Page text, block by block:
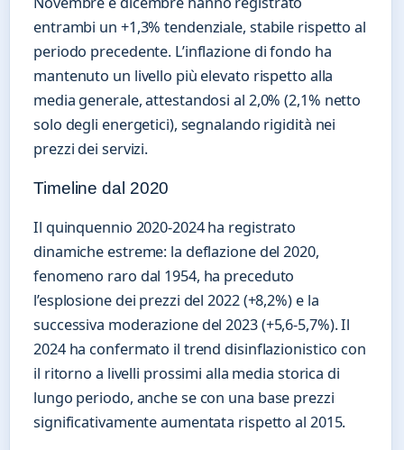
entrambi un +1,3% tendenziale, stabile rispetto al
periodo precedente. L’inflazione di fondo ha
mantenuto un livello più elevato rispetto alla
media generale, attestandosi al 2,0% (2,1% netto
solo degli energetici), segnalando rigidità nei
prezzi dei servizi.
Timeline dal 2020
Il quinquennio 2020-2024 ha registrato
dinamiche estreme: la deflazione del 2020,
fenomeno raro dal 1954, ha preceduto
l’esplosione dei prezzi del 2022 (+8,2%) e la
successiva moderazione del 2023 (+5,6-5,7%). Il
2024 ha confermato il trend disinflazionistico con
il ritorno a livelli prossimi alla media storica di
lungo periodo, anche se con una base prezzi
significativamente aumentata rispetto al 2015.